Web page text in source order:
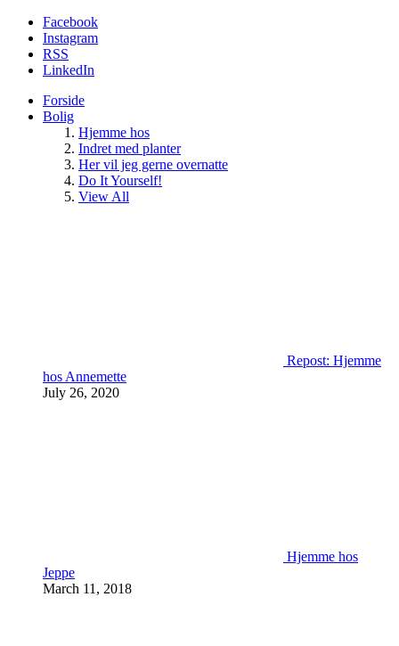
Facebook
Instagram
RSS
LinkedIn
Forside
Bolig
Hjemme hos
Indret med planter
Her vil jeg gerne overnatte
Do It Yourself!
View All
Repost: Hjemme
hos Annemette
July 26, 2020
Hjemme hos
Jeppe
March 11, 2018